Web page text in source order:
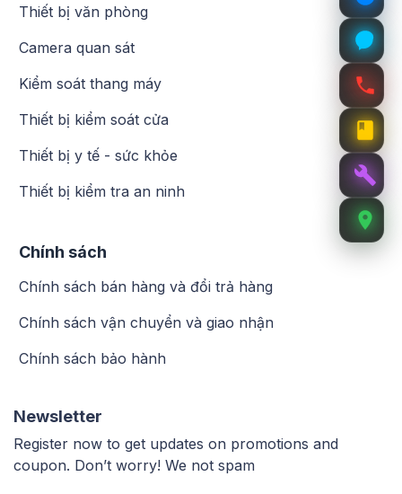
Thiết bị văn phòng
Camera quan sát
Kiểm soát thang máy
Thiết bị kiểm soát cửa
Thiết bị y tế - sức khỏe
Thiết bị kiểm tra an ninh
Chính sách
Chính sách bán hàng và đổi trả hàng
Chính sách vận chuyển và giao nhận
Chính sách bảo hành
Newsletter
Register now to get updates on promotions and
coupon. Don’t worry! We not spam